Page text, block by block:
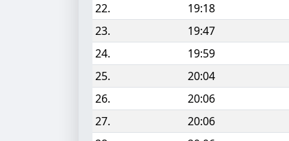
22.
19:18
23.
19:47
24.
19:59
25.
20:04
26.
20:06
27.
20:06